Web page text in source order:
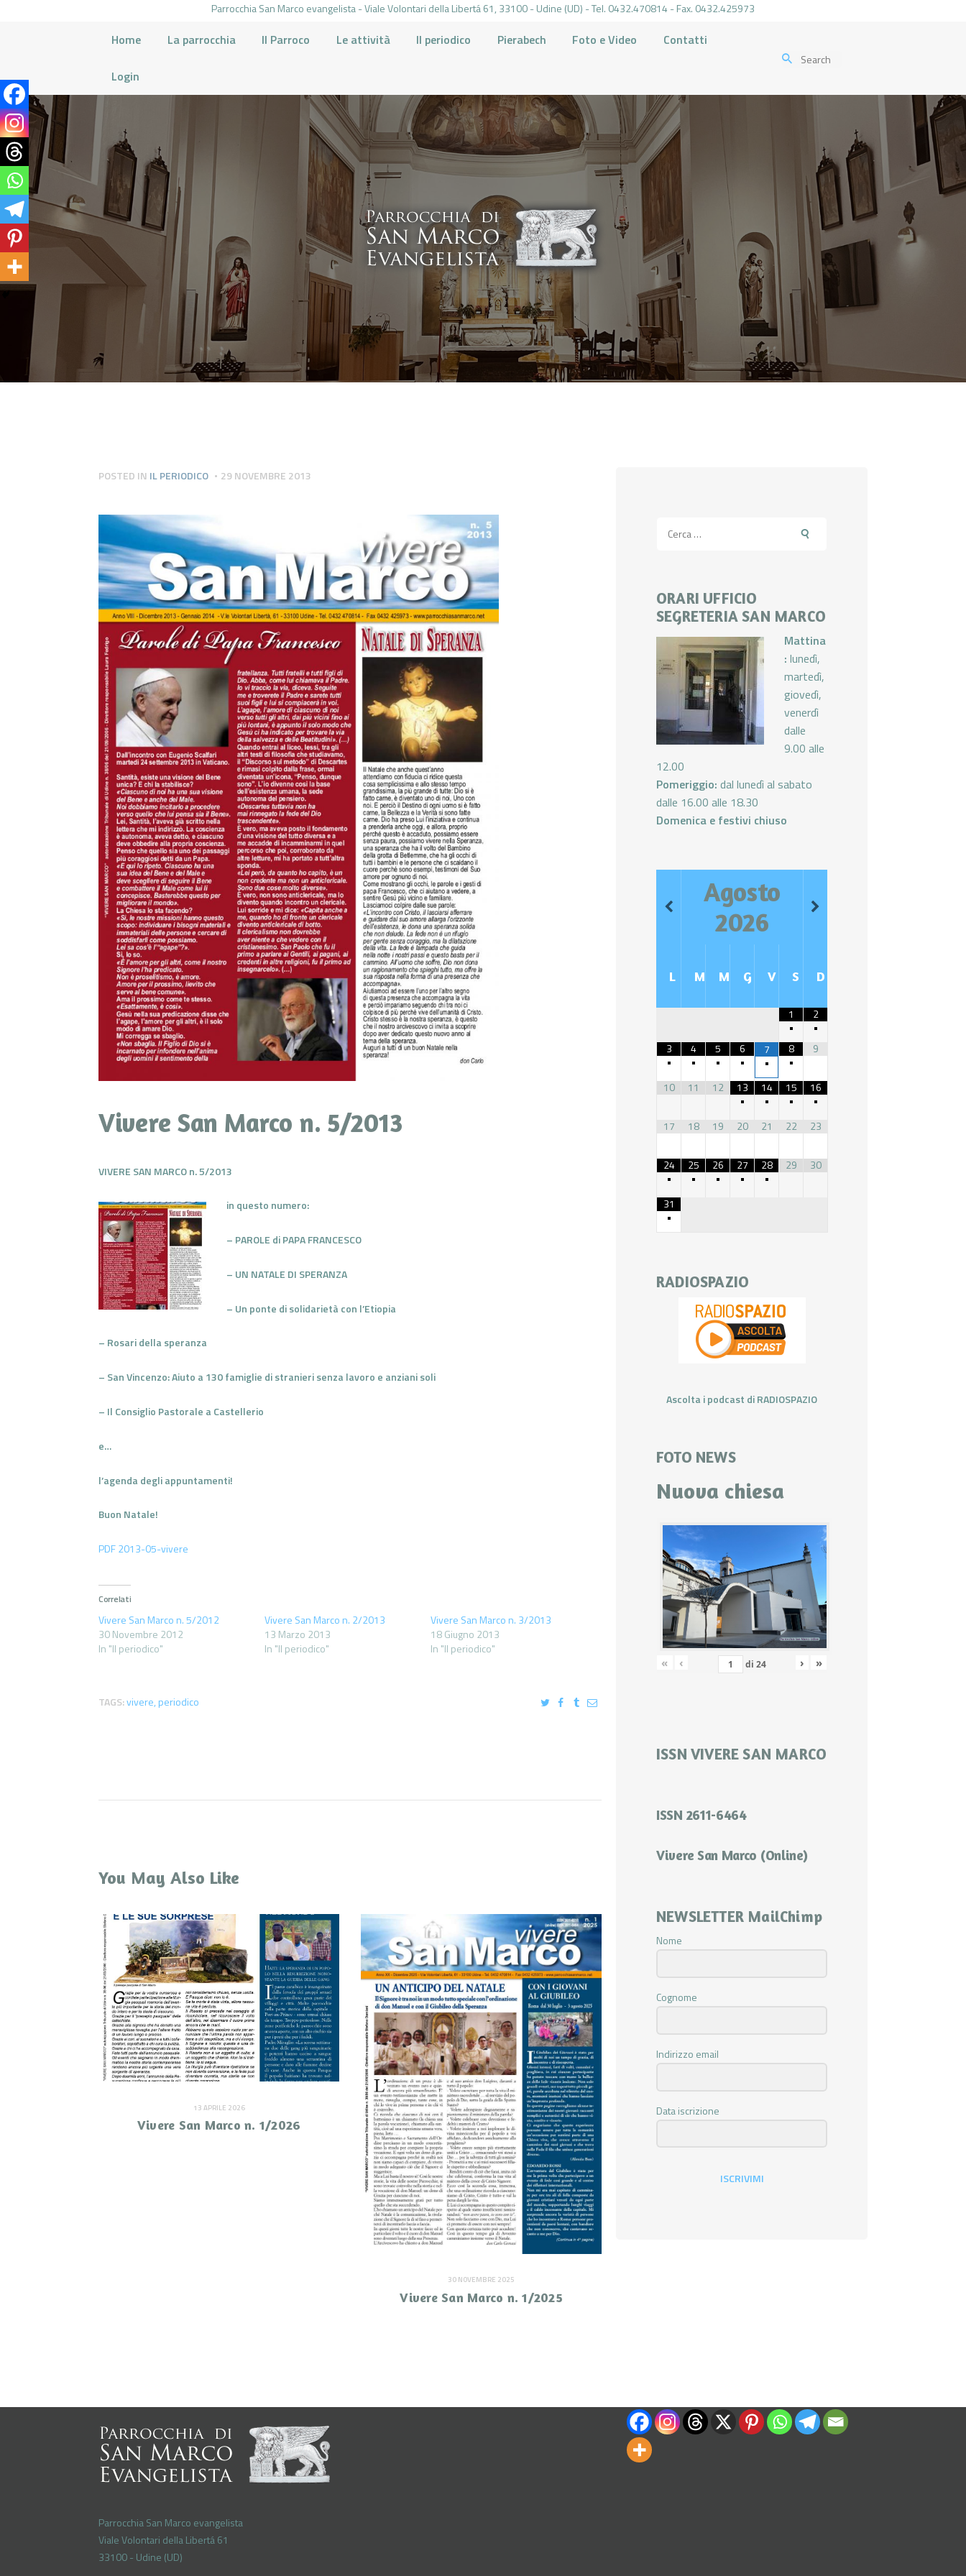
Parrocchia San Marco evangelista - Viale Volontari della Libertá 61, 33100 - Udine (UD) - Tel. 0432.470814 - Fax. 0432.425973
Home La parrocchia Il Parroco Le attività Il periodico Pierabech Foto e Video Contatti
Login
HOME
LA PARROCCHIA
IL PARROCO
LE ATTIVITÀ
IL PERIODICO
PIERABECH
FOTO E VIDEO
CONTATTI
POSTED IN IL PERIODICO 29 NOVEMBRE 2013
Vivere San Marco n. 5/2013
VIVERE SAN MARCOn. 5/2013
in questo numero:
– PAROLE di PAPA FRANCESCO
– UN NATALE DI SPERANZA
– Un ponte di solidarietà con l’Etiopia
– Rosari della speranza
– San Vincenzo: Aiuto a 130 famiglie di stranieri senza lavoro e anziani soli
– Il Consiglio Pastorale a Castellerio
e…
l’agenda degli appuntamenti!
Buon Natale!
PDF 2013-05-vivere
Correlati
Vivere San Marco n. 5/2012
30 Novembre 2012
In "Il periodico"
Vivere San Marco n. 2/2013
13 Marzo 2013
In "Il periodico"
Vivere San Marco n. 3/2013
18 Giugno 2013
In "Il periodico"
TAGS:vivere, periodico
You May Also Like
13 APRILE 2026
Vivere San Marco n. 1/2026
30 NOVEMBRE 2025
Vivere San Marco n. 1/2025
per:
ORARI UFFICIO
SEGRETERIA SAN MARCO
Mattina
: lunedì,
martedì,
giovedì,
venerdì
dalle
9.00 alle
12.00
Pomeriggio: dal lunedì al sabato
dalle 16.00 alle 18.30
Domenica e festivi chiuso
Agosto
2026
L M M G V S D
1
•
2
•
3
•
4
•
5
•
6
•
7
•
8
•
9
10 11 12
13
•
14
•
15
•
16
•
17
18 19 20 21 22 23
24
•
25
•
26
•
27
•
28
•
29 30
31
•
RADIOSPAZIO
Ascolta i podcast di RADIOSPAZIO
FOTO NEWS
Nuova chiesa
« ‹ di 24 › »
ISSN VIVERE SAN MARCO
ISSN 2611-6464
Vivere San Marco (Online)
NEWSLETTER MailChimp
Nome
Cognome
Indirizzo email
Data iscrizione
ISCRIVIMI
Parrocchia San Marco evangelista
Viale Volontari della Libertá 61
33100 - Udine (UD)